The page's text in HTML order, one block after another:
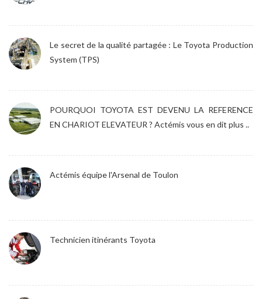
Le secret de la qualité partagée : Le Toyota Production
System (TPS)
POURQUOI TOYOTA EST DEVENU LA REFERENCE
EN CHARIOT ELEVATEUR ? Actémis vous en dit plus ..
Actémis équipe l'Arsenal de Toulon
Technicien itinérants Toyota